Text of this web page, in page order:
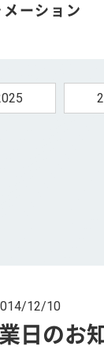
ーション
12/10
日のお